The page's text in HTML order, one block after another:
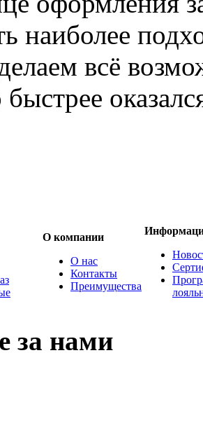
наиболее
всё
О компании
О нас
Контакты
Преимущества
за нами